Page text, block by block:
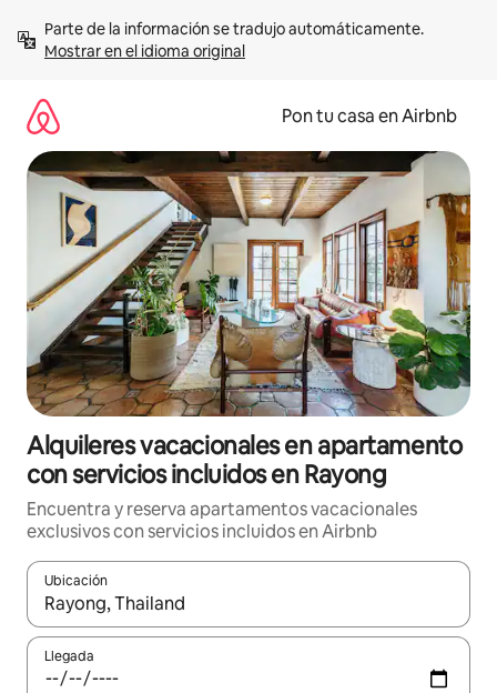
contenidoMostrar en el idioma original
Pon tu casa en Airbnb
Alquileres vacacionales en apartamento
con servicios incluidos en Rayong
Encuentra y reserva apartamentos vacacionales
exclusivos con servicios incluidos en Airbnb
Ubicación
Cuando los resultados estén disponibles, navega con las
Llegada